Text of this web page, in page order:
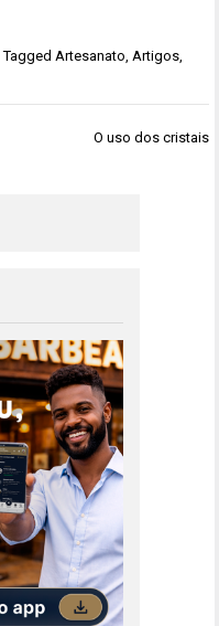
Tagged Artesanato Artigos
O uso dos cristais